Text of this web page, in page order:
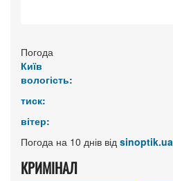
Погода
Київ
вологість:
тиск:
вітер:
Погода на 10 днів від sinoptik.ua
КРИМІНАЛ